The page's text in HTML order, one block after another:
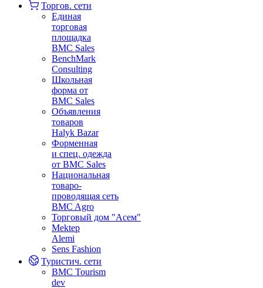
Торгов. сети
Единая
торговая
площадка
BMC Sales
BenchMark
Consulting
Школьная
форма от
BMC Sales
Объявления
товаров
Halyk Bazar
Форменная
и спец. одежда
от BMC Sales
Национальная
товаро-
проводящая сеть
BMC Agro
Торговый дом "Асем"
Mektep
Alemi
Sens Fashion
Туристич. сети
BMC Tourism
dev